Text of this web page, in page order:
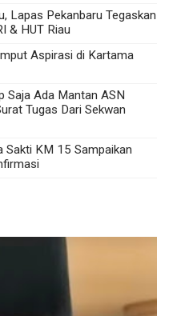
Lapas Pekanbaru Tegaskan
& HUT Riau
Aspirasi di Kartama
Saja Ada Mantan ASN
Tugas Dari Sekwan
Sakti KM 15 Sampaikan